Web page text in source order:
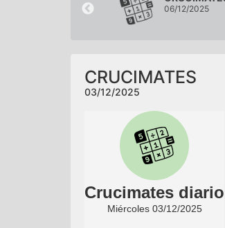
06/12/2025
CRUCIMATES
03/12/2025
Crucimates diario
Miércoles 03/12/2025